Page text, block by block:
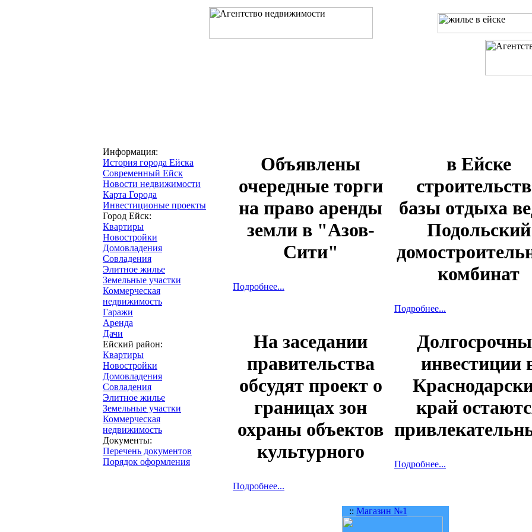
Информация:
История города Ейска
Современный Ейск
Новости недвижимости
Карта Города
Инвестиционые проекты
Город Ейск:
Квартиры
Новостройки
Домовладения
Совладения
Элитное жилье
Земельные участки
Коммерческая
недвижимость
Гаражи
Аренда
Дачи
Ейский район:
Квартиры
Новостройки
Домовладения
Совладения
Элитное жилье
Земельные участки
Коммерческая
недвижимость
Документы:
Перечень документов
Порядок оформления
Объявлены
очередные торги
на право аренды
земли в "Азов-
Сити"
Подробнее...
в Ейске
базы отдыха
Подольский
комбинат
Подробнее...
На заседании
правительства
обсудят проект о
границах зон
охраны объектов
культурного
Подробнее...
инвестиции
край
Подробнее...
:: Магазин №1